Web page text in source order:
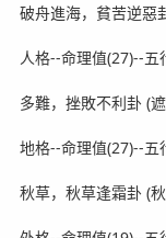
破舟進海，貧苦逆惡
人格--命理值(27)--五
多難，挫敗不利卦 (
地格--命理值(27)--五
秋草，秋草逢霜卦 (